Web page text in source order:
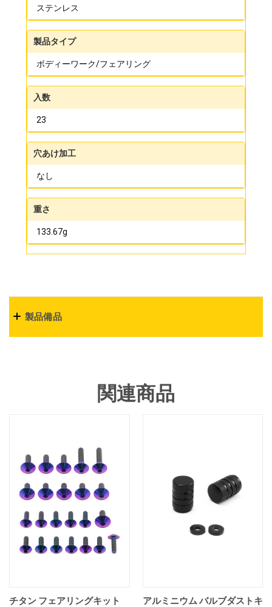
ステンレス
製品タイプ
ボディーワーク/フェアリング
入数
23
穴あけ加工
なし
重さ
133.67g
製品備品
関連商品
チタン フェアリングキット
アルミニウム バルブダストキ